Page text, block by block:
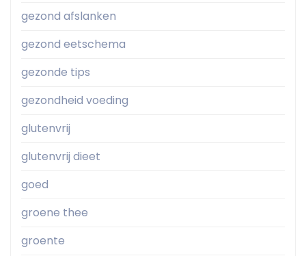
gezond afslanken
gezond eetschema
gezonde tips
gezondheid voeding
glutenvrij
glutenvrij dieet
goed
groene thee
groente